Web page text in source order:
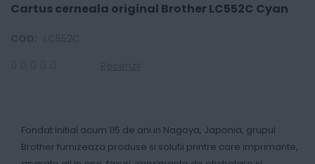
Cartus cerneala original Brother LC552C Cyan
Fondat initial acum 115 de ani in Nagoya, Japonia, grupul
Brother furnizeaza produse si solutii printre care imprimante,